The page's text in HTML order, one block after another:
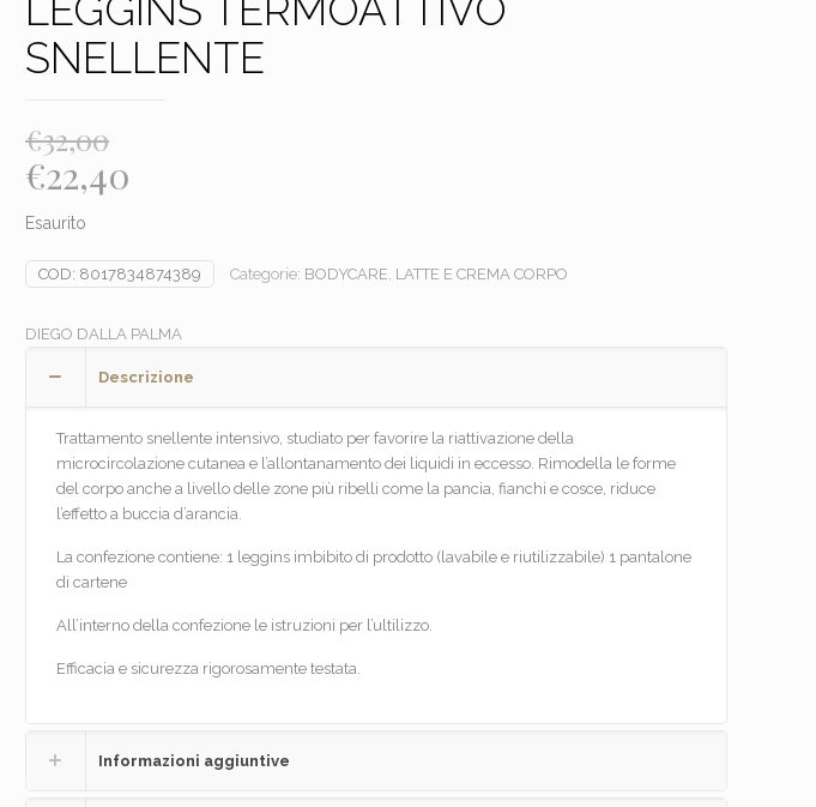
LEGGINS TERMOATTIVO
SNELLENTE
€32,00
Il
prezzo
era:
€32,00.
€22,40
è:
€22,40.
Esaurito
COD: 8017834874389 Categorie: BODYCARE, LATTE E CREMA CORPO
DIEGO DALLA PALMA
Descrizione
Trattamento snellente intensivo, studiato per favorire la riattivazione della
microcircolazione cutanea e l’allontanamento dei liquidi in eccesso. Rimodella le forme
del corpo anche a livello delle zone più ribelli come la pancia, fianchi e cosce, riduce
l’effetto a buccia d’arancia.
La confezione contiene: 1 leggins imbibito di prodotto (lavabile e riutilizzabile) 1 pantalone
di cartene
All’interno della confezione le istruzioni per l’ultilizzo.
Efficacia e sicurezza rigorosamente testata.
Informazioni aggiuntive